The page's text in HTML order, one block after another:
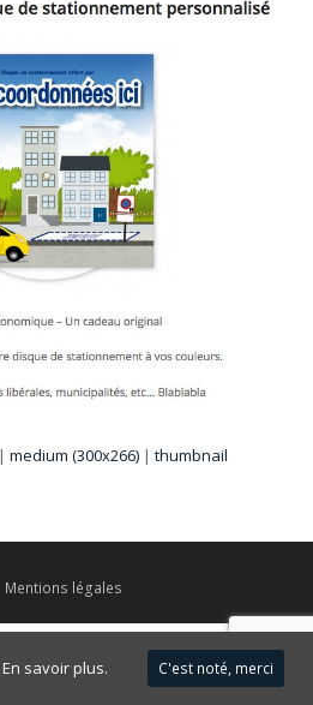
|medium (300x266) |thumbnail
Mentions légales
En savoir plus. C'est noté, merci